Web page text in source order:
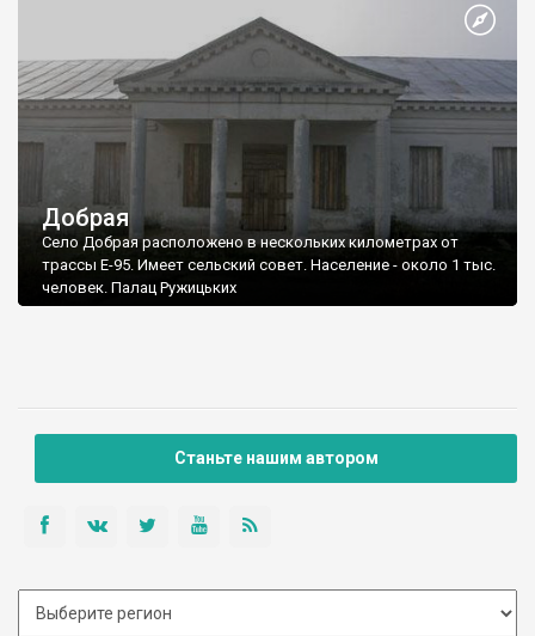
Добрая
Село Добрая расположено в нескольких километрах от
трассы Е-95. Имеет сельский совет. Население - около 1 тыс.
человек. Палац Ружицьких
Станьте нашим автором